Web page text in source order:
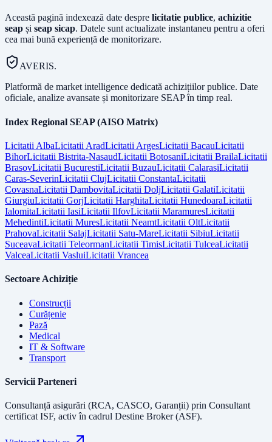
Această pagină indexează date despre licitatie publice, achizitie
seap și seap sicap. Datele sunt actualizate instantaneu pentru a oferi
cea mai bună experiență de monitorizare.
AVERIS.
Platformă de market intelligence dedicată achizițiilor publice. Date
oficiale, analize avansate și monitorizare SEAP în timp real.
Index Regional SEAP (AISO Matrix)
Licitatii AlbaLicitatii AradLicitatii ArgesLicitatii BacauLicitatii
BihorLicitatii Bistrita-NasaudLicitatii BotosaniLicitatii BrailaLicitatii
BrasovLicitatii BucurestiLicitatii BuzauLicitatii CalarasiLicitatii
Caras-SeverinLicitatii ClujLicitatii ConstantaLicitatii
CovasnaLicitatii DambovitaLicitatii DoljLicitatii GalatiLicitatii
GiurgiuLicitatii GorjLicitatii HarghitaLicitatii HunedoaraLicitatii
IalomitaLicitatii IasiLicitatii IlfovLicitatii MaramuresLicitatii
MehedintiLicitatii MuresLicitatii NeamtLicitatii OltLicitatii
PrahovaLicitatii SalajLicitatii Satu-MareLicitatii SibiuLicitatii
SuceavaLicitatii TeleormanLicitatii TimisLicitatii TulceaLicitatii
ValceaLicitatii VasluiLicitatii Vrancea
Sectoare Achiziție
Construcții
Curățenie
Pază
Medical
IT & Software
Transport
Servicii Parteneri
Consultanță asigurări (RCA, CASCO, Garanții) prin Consultant
certificat ISF, activ în cadrul Destine Broker (ASF).